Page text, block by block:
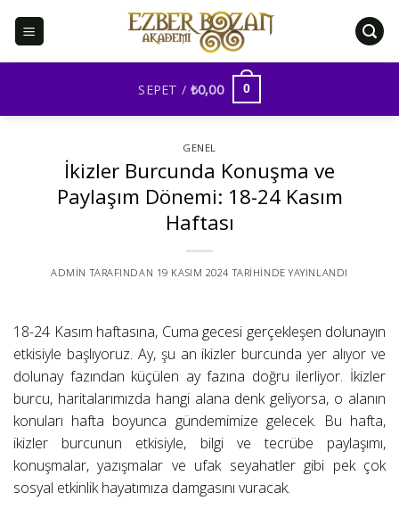
SEPET / ₺0,00 0
GENEL
İkizler Burcunda Konuşma ve
Paylaşım Dönemi: 18-24 Kasım
Haftası
ADMIN TARAFINDAN 19 KASIM 2024 TARIHINDE YAYINLANDI
18-24 Kasım haftasına, Cuma gecesi gerçekleşen dolunayın
etkisiyle başlıyoruz. Ay, şu an ikizler burcunda yer alıyor ve
dolunay fazından küçülen ay fazına doğru ilerliyor. İkizler
burcu, haritalarımızda hangi alana denk geliyorsa, o alanın
konuları hafta boyunca gündemimize gelecek. Bu hafta,
ikizler burcunun etkisiyle, bilgi ve tecrübe paylaşımı,
konuşmalar, yazışmalar ve ufak seyahatler gibi pek çok
sosyal etkinlik hayatımıza damgasını vuracak.